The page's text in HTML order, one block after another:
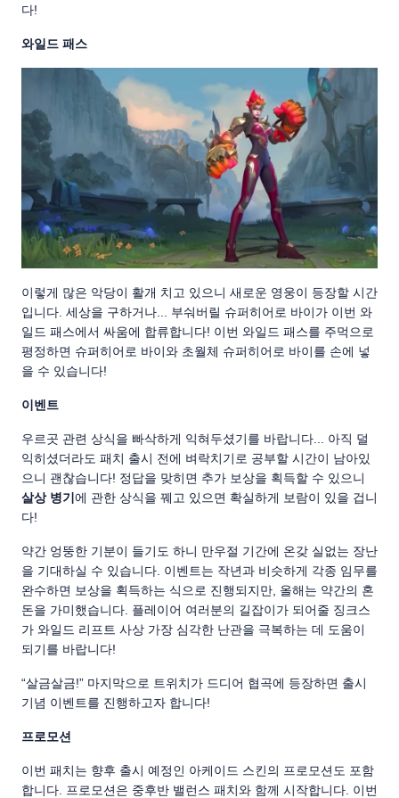
다!
와일드 패스
이렇게 많은 악당이 활개 치고 있으니 새로운 영웅이 등장할 시간
입니다. 세상을 구하거나... 부숴버릴 슈퍼히어로 바이가 이번 와
일드 패스에서 싸움에 합류합니다! 이번 와일드 패스를 주먹으로
평정하면 슈퍼히어로 바이와 초월체 슈퍼히어로 바이를 손에 넣
을 수 있습니다!
이벤트
우르곳 관련 상식을 빠삭하게 익혀두셨기를 바랍니다... 아직 덜
익히셨더라도 패치 출시 전에 벼락치기로 공부할 시간이 남아있
으니 괜찮습니다! 정답을 맞히면 추가 보상을 획득할 수 있으니
살상 병기 에 관한 상식을 꿰고 있으면 확실하게 보람이 있을 겁니
다!
약간 엉뚱한 기분이 들기도 하니 만우절 기간에 온갖 실없는 장난
을 기대하실 수 있습니다. 이벤트는 작년과 비슷하게 각종 임무를
완수하면 보상을 획득하는 식으로 진행되지만, 올해는 약간의 혼
돈을 가미했습니다. 플레이어 여러분의 길잡이가 되어줄 징크스
가 와일드 리프트 사상 가장 심각한 난관을 극복하는 데 도움이
되기를 바랍니다!
“살금살금!” 마지막으로 트위치가 드디어 협곡에 등장하면 출시
기념 이벤트를 진행하고자 합니다!
프로모션
이번 패치는 향후 출시 예정인 아케이드 스킨의 프로모션도 포함
합니다. 프로모션은 중후반 밸런스 패치와 함께 시작합니다. 이번